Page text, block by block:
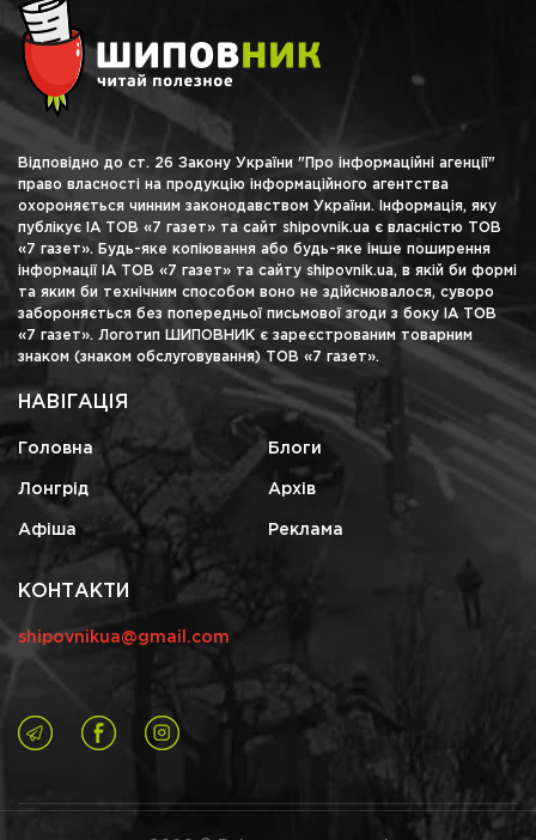
Відповідно до ст. 26 Закону України "Про інформаційні агенції"
право власності на продукцію інформаційного агентства
охороняється чинним законодавством України. Інформація, яку
публікує ІА ТОВ «7 газет» та сайт shipovnik.ua є власністю ТОВ
«7 газет». Будь-яке копіювання або будь-яке інше поширення
інформації ІА ТОВ «7 газет» та сайту shipovnik.ua, в якій би формі
та яким би технічним способом воно не здійснювалося, суворо
забороняється без попередньої письмової згоди з боку ІА ТОВ
«7 газет». Логотип ШИПОВНИК є зареєстрованим товарним
знаком (знаком обслуговування) ТОВ «7 газет».
НАВІГАЦІЯ
Головна Блоги
Лонгрід Архів
Афіша Реклама
КОНТАКТИ
shipovnikua@gmail.com